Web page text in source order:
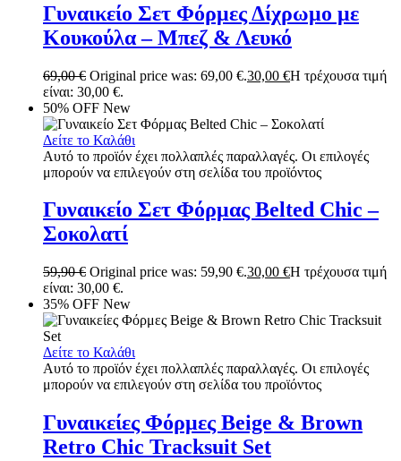
Γυναικείο Σετ Φόρμες Δίχρωμο με
Κουκούλα – Μπεζ & Λευκό
69,00€ Original price was: 69,00 €.30,00 €Η τρέχουσα τιμή
είναι: 30,00 €.
50% OFF New
Δείτε το Καλάθι
Αυτό το προϊόν έχει πολλαπλές παραλλαγές. Οι επιλογές
μπορούν να επιλεγούν στη σελίδα του προϊόντος
Γυναικείο Σετ Φόρμας Belted Chic –
Σοκολατί
59,90€ Original price was: 59,90 €.30,00 €Η τρέχουσα τιμή
είναι: 30,00 €.
35% OFF New
Δείτε το Καλάθι
Αυτό το προϊόν έχει πολλαπλές παραλλαγές. Οι επιλογές
μπορούν να επιλεγούν στη σελίδα του προϊόντος
Γυναικείες Φόρμες Beige & Brown
Retro Chic Tracksuit Set